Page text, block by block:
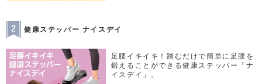
健康ステッパー ナイスデイ
足腰イキイキ！踏むだけで簡単に足腰を
鍛えることができる健康ステッパー「ナ
イスデイ」。